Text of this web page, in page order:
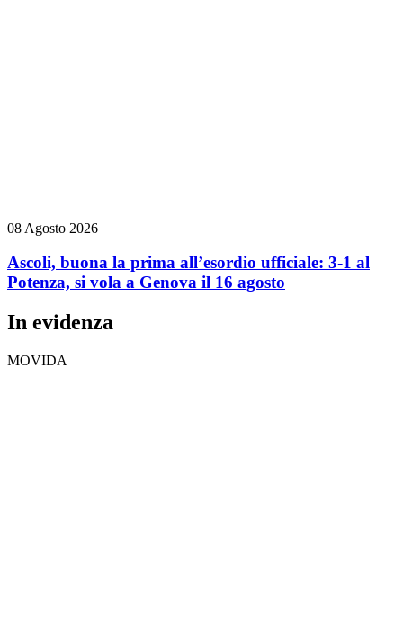
08 Agosto 2026
Ascoli, buona la prima all’esordio ufficiale: 3-1 al
Potenza, si vola a Genova il 16 agosto
In evidenza
MOVIDA